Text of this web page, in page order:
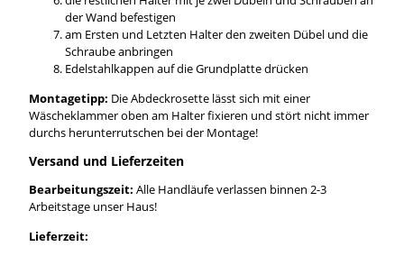
der Wand befestigen
am Ersten und Letzten Halter den zweiten Dübel und die
Schraube anbringen
Edelstahlkappen auf die Grundplatte drücken
Montagetipp: Die Abdeckrosette lässt sich mit einer
Wäscheklammer oben am Halter fixieren und stört nicht immer
durchs herunterrutschen bei der Montage!
Versand und Lieferzeiten
Bearbeitungszeit: Alle Handläufe verlassen binnen 2-3
Arbeitstage unser Haus!
Lieferzeit: